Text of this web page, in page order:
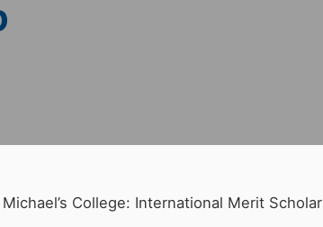
College: International Merit